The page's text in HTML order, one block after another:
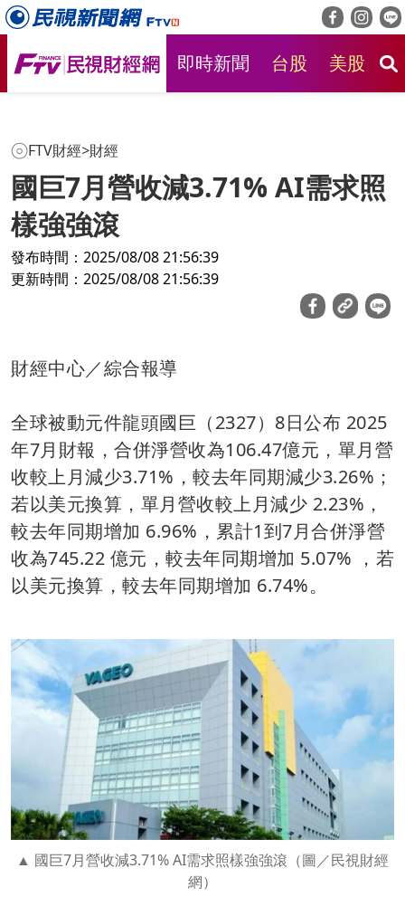
即時新聞 台股 美股
FTV財經>財經
國巨7月營收減3.71% AI需求照
樣強強滾
發布時間：2025/08/08 21:56:39
更新時間：2025/08/08 21:56:39
財經中心／綜合報導
全球被動元件龍頭國巨（2327）8日公布 2025
年7月財報，合併淨營收為106.47億元，單月營
收較上月減少3.71%，較去年同期減少3.26%；
若以美元換算，單月營收較上月減少 2.23%，
較去年同期增加 6.96%，累計1到7月合併淨營
收為745.22 億元，較去年同期增加 5.07% ，若
以美元換算，較去年同期增加 6.74%。
國巨7月營收減3.71% AI需求照樣強強滾（圖／民視財經
網）